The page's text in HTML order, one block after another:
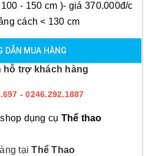
cm )- giá 370.000đ/c
cách < 130 cm
DẪN MUA HÀNG
hỗ trợ khách hàng
- 0246.292.1887
dụng cụ Thể thao
tạiThể Thao